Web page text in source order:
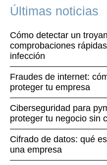
Últimas noticias
Cómo detectar un
comprobaciones
infección
Fraudes de internet:
proteger tu empresa
Ciberseguridad para
proteger tu negocio sin
Cifrado de datos: qué
una empresa